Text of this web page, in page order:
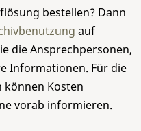
bestellen? Dann
auf
die Ansprechpersonen,
Informationen. Für die
können Kosten
vorab informieren.